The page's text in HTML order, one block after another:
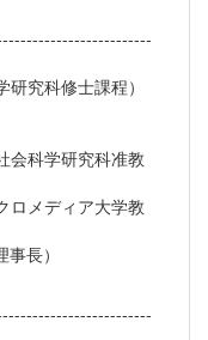
究科修士課程）
会科学研究科准教
ロメディア大学教
長）